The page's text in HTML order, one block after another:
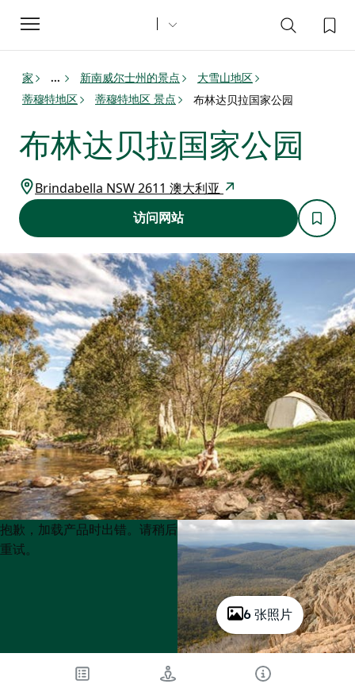
Toggle
navigation
家 ... 新南威尔士州的景点
大雪山地区
蒂穆特地区
蒂穆特地区 景点 布林达贝拉国家公园
布林达贝拉国家公园
Brindabella NSW 2611 澳大利亚
访问网站
6 张照片
Product
List
Product
List
抱歉，加载产品时出错。请稍后
重试。